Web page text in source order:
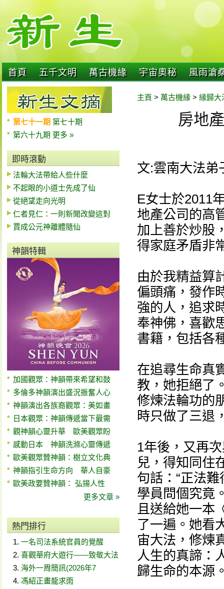
首頁 五千文明 萬古機緣 宇宙奧秘 風雨滄
第七十一期 第七十期
第六十九期 更多 »
即時滾動
法輪大法帶給人些什麼
不起眼的小道士先成了仙
從絕望走向光明
仁者見仁：一則新聞改變這對
賈成公元神離體隨仙
神韻特輯
加國觀眾：神韻帶來希望和鼓
多倫多神韻演出盛況振奮人心
神韻演出各族裔觀眾：美如畫
日本觀眾：神韻傳遞當下最需
觀神韻心靈升華 歐美觀眾盼
感動日本 神韻洗滌心靈傳遞
歐美觀眾贊神韻：樹立文化典
神韻指引生命方向 華人自豪
歐美政要贊神韻： 弘揚人性
更多文章 »
熱門排行
一名司法系統官員的覺醒
喜觀華府大遊行——致敬大法
海外一周簡訊(2026年7
馮紹正畫龍求雨
主頁 > 萬古機緣 > 緣歸大
房地
文:雲南大法弟
E女士於2011
地產公司的高
加上善於炒股
得家庭矛盾非
由於我精益算
偏頭痛，發作
強的人，追求
奉神佛，喜歡
書籍，包括各
在追尋生命真
教，她拒絕了
修煉法輪功的
時只做了三退
1年後，又再
兒，得知同住
句話：“正法
學員問個究竟
且送給她一本
了一遍。她看
宙大法，修煉
人生的真諦：
歸生命的本源